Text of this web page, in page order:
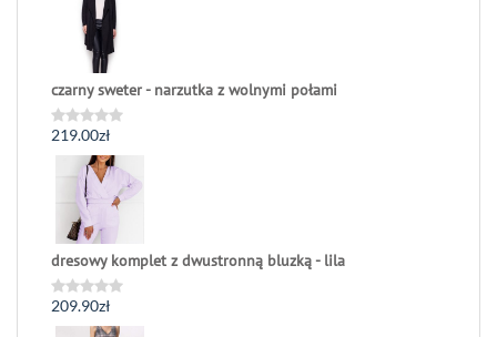
czarny sweter - narzutka z wolnymi połami
Oceniono
219.00zł
dresowy komplet z dwustronną bluzką - lila
Oceniono
0
209.90zł